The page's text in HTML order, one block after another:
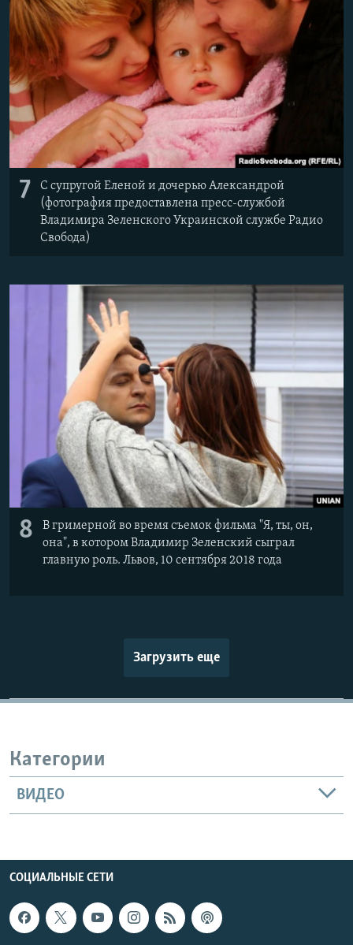
7
С супругой Еленой и дочерью Александрой
(фотография предоставлена пресс-службой
Владимира Зеленского Украинской службе Радио
Свобода)
8
В гримерной во время съемок фильма "Я, ты, он,
она", в котором Владимир Зеленский сыграл
главную роль. Львов, 10 сентября 2018 года
Загрузить еще
Категории
ВИДЕО
СОЦИАЛЬНЫЕ СЕТИ